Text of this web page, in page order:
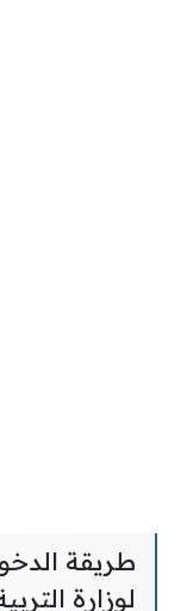
طريقة
لوزارة